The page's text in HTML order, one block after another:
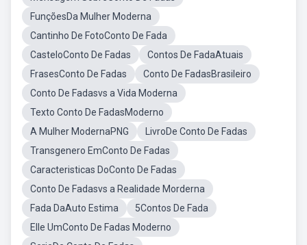
FunçõesDa Mulher Moderna
Cantinho De FotoConto De Fada
CasteloConto De Fadas
Contos De FadaAtuais
FrasesConto De Fadas
Conto De FadasBrasileiro
Conto De Fadasvs a Vida Moderna
Texto Conto De FadasModerno
A Mulher ModernaPNG
LivroDe Conto De Fadas
Transgenero EmConto De Fadas
Caracteristicas DoConto De Fadas
Conto De Fadasvs a Realidade Morderna
Fada DaAuto Estima
5Contos De Fada
Elle UmConto De Fadas Moderno